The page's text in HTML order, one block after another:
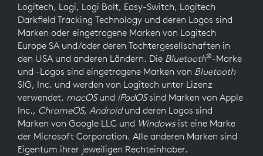
Logitech, Logi, Logi Bolt, Easy-Switch, Logitech
Darkfield Tracking Technology und deren Logos sind
Marken oder eingetragene Marken von Logitech
Europe SA und/oder deren Tochtergesellschaften in
den USA und anderen Ländern. Die Bluetooth®-Marke
und -Logos sind eingetragene Marken von Bluetooth
SIG, Inc. und werden von Logitech unter Lizenz
verwendet. macOSund iPadOSsind Marken von Apple
Inc., ChromeOS, Androidund deren Logos sind
Marken von Google LLC und Windowsist eine Marke
der Microsoft Corporation. Alle anderen Marken sind
Eigentum ihrer jeweiligen Rechteinhaber.